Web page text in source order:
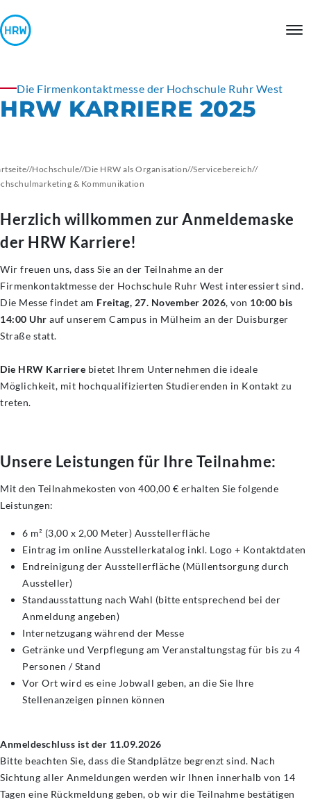
Die Firmenkontaktmesse der Hochschule Ruhr West
HRW KARRIERE 2025
//Hochschule//Die HRW als Organisation//Servicebereich//
& Kommunikation
Herzlich willkommen zur Anmeldemaske
der HRW Karriere!
Wir freuen uns, dass Sie an der Teilnahme an der
Firmenkontaktmesse der Hochschule Ruhr West interessiert sind.
Die Messe findet am Freitag, 27. November 2026, von 10:00 bis
14:00 Uhr auf unserem Campus in Mülheim an der Duisburger
Straße statt.
Die HRW Karriere bietet Ihrem Unternehmen die ideale
Möglichkeit, mit hochqualifizierten Studierenden in Kontakt zu
treten.
Unsere Leistungen für Ihre Teilnahme:
Mit den Teilnahmekosten von 400,00 € erhalten Sie folgende
Leistungen:
6 m² (3,00 x 2,00 Meter) Ausstellerfläche
Eintrag im online Ausstellerkatalog inkl. Logo + Kontaktdaten
Endreinigung der Ausstellerfläche (Müllentsorgung durch
Aussteller)
Standausstattung nach Wahl (bitte entsprechend bei der
Anmeldung angeben)
Internetzugang während der Messe
Getränke und Verpflegung am Veranstaltungstag für bis zu 4
Personen / Stand
Vor Ort wird es eine Jobwall geben, an die Sie Ihre
Stellenanzeigen pinnen können
Anmeldeschluss ist der 11.09.2026
Bitte beachten Sie, dass die Standplätze begrenzt sind. Nach
Sichtung aller Anmeldungen werden wir Ihnen innerhalb von 14
Tagen eine Rückmeldung geben, ob wir die Teilnahme bestätigen